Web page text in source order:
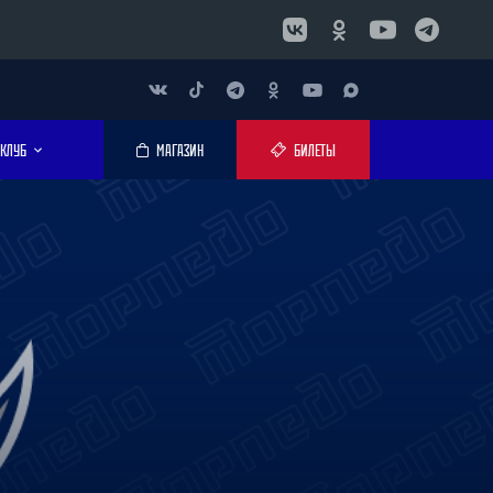
КЛУБ МАГАЗИН БИЛЕТЫ